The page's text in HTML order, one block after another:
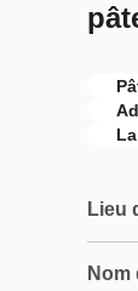
Lieu
Nom